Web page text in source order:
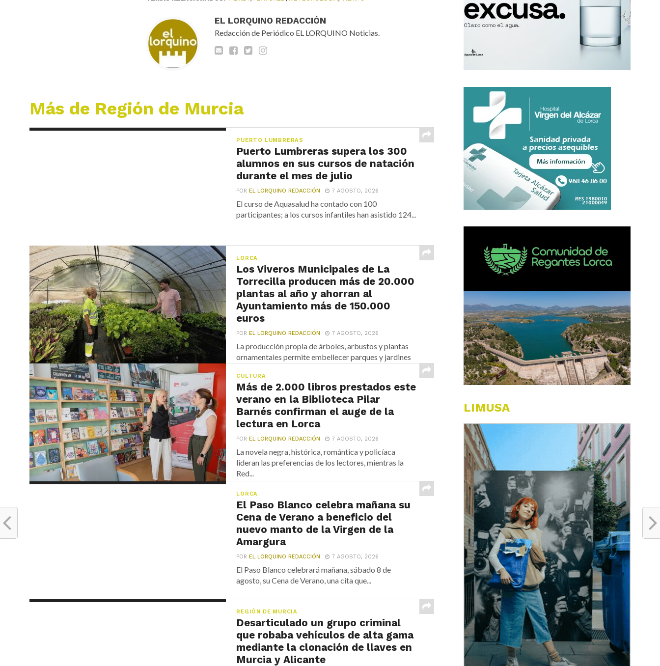
EL LORQUINO REDACCIÓN
Redacción de Periódico EL LORQUINO Noticias.
Más de Región de Murcia
PUERTO LUMBRERAS
Puerto Lumbreras supera los 300
alumnos en sus cursos de natación
durante el mes de julio
POREL LORQUINO REDACCIÓN 7 AGOSTO, 2026
El curso de Aquasalud ha contado con 100
participantes; a los cursos infantiles han asistido 124...
LORCA
Los Viveros Municipales de La
Torrecilla producen más de 20.000
plantas al año y ahorran al
Ayuntamiento más de 150.000
euros
POREL LORQUINO REDACCIÓN 7 AGOSTO, 2026
La producción propia de árboles, arbustos y plantas
ornamentales permite embellecer parques y jardines
CULTURA
Más de 2.000 libros prestados este
verano en la Biblioteca Pilar
Barnés confirman el auge de la
lectura en Lorca
POREL LORQUINO REDACCIÓN 7 AGOSTO, 2026
La novela negra, histórica, romántica y policíaca
lideran las preferencias de los lectores, mientras la
Red...
LORCA
El Paso Blanco celebra mañana su
Cena de Verano a beneficio del
nuevo manto de la Virgen de la
Amargura
POREL LORQUINO REDACCIÓN 7 AGOSTO, 2026
El Paso Blanco celebrará mañana, sábado 8 de
agosto, su Cena de Verano, una cita que...
REGIÓN DE MURCIA
Desarticulado un grupo criminal
que robaba vehículos de alta gama
mediante la clonación de llaves en
Murcia y Alicante
LIMUSA